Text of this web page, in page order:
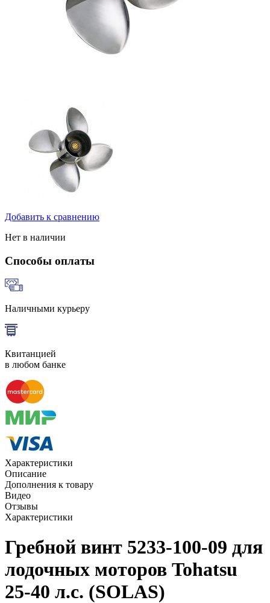
Добавить к сравнению
Нет в наличии
Способы оплаты
Наличными курьеру
Квитанцией
в любом банке
Характеристики
Описание
Дополнения к товару
Видео
Отзывы
Характеристики
Гребной винт 5233-100-09 для
лодочных моторов Tohatsu
25-40 л.с. (SOLAS)